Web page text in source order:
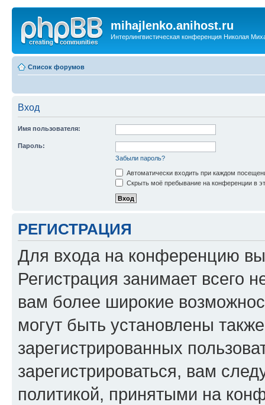
mihajlenko.anihost.ru
Интерлингвистическая конференция Николая
Список форумов
Вход
Имя пользователя:
Пароль:
Забыли пароль?
Автоматически входить при каждом
Скрыть моё пребывание на конференции в
РЕГИСТРАЦИЯ
Для входа на конференцию
Регистрация занимает всего
вам более широкие
могут быть установлены
зарегистрированных
зарегистрироваться, вам
политикой, принятыми на